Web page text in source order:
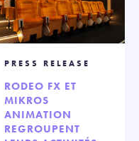
PRESS RELEASE
RODEO FX ET
MIKROS
ANIMATION
REGROUPENT